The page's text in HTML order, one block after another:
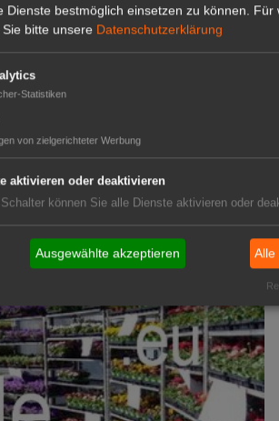
in der
für
zur Anzeige
Dienste bestmöglich einsetzen zu können.
Für
bitte unsere Datenschutzerklärung
Statistiken
von zielgerichteter Werbung
aktivieren oder deaktivieren
können Sie alle Dienste aktivieren oder
Ausgewählte akzeptieren Alle